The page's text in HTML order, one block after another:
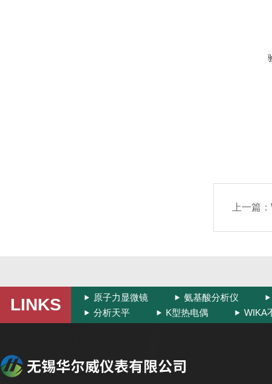
上一篇：
LINKS 原子力显微镜
氨基酸分析仪
分析天平
K型热电偶 WIKA